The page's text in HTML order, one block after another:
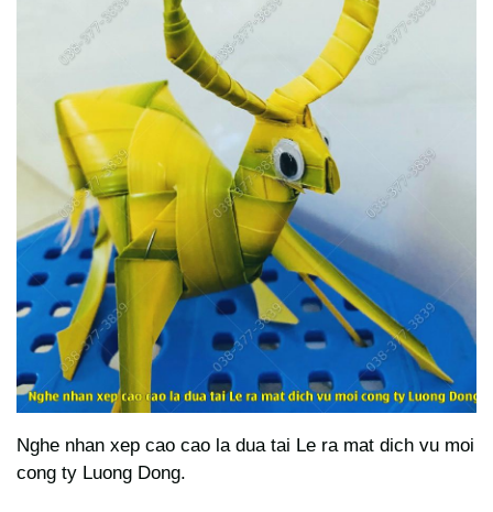
Nghe nhan xep cao cao la dua tai Le ra mat dich vu moi
cong ty Luong Dong.